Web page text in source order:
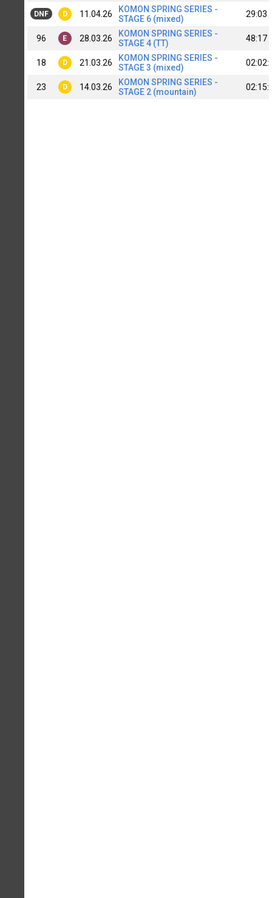
DNF D 11.04.26
KOMON SPRING SERIES -
STAGE 6 (mixed)
29:03
96 E 28.03.26
KOMON SPRING SERIES -
STAGE 4 (TT)
48:17
18 D 21.03.26
KOMON SPRING SERIES -
STAGE 3 (mixed)
23 D 14.03.26
KOMON SPRING SERIES -
STAGE 2 (mountain)